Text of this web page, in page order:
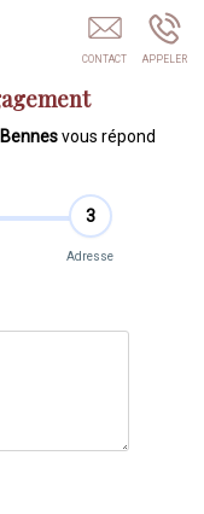
vous répond
3
Adresse